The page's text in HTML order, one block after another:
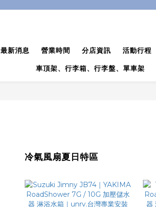
最新消息 營業時間 分店資訊 活動行程
車頂架、行李箱、行李盤、單車架
冷氣風扇夏日特區